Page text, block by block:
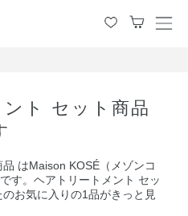
メ
ト セット商品
はMaison KOSÉ（メゾンコ
す。ヘアトリートメント セッ
お気に入りの1品がきっと見